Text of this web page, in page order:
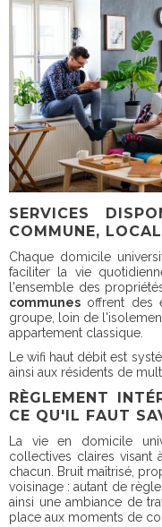
SERVICES
COMMUNE,
Chaque domicile
faciliter la vie
l'ensemble des
communes offrent des
groupe, loin de
appartement classique.
Le wifi haut débit est
ainsi aux résidents de
RÈGLEMENT
CE QU'IL FAUT
La vie en domicile
collectives claires visant
chacun. Bruit maîtrisé,
voisinage : autant de
ainsi une ambiance de
place aux moments de